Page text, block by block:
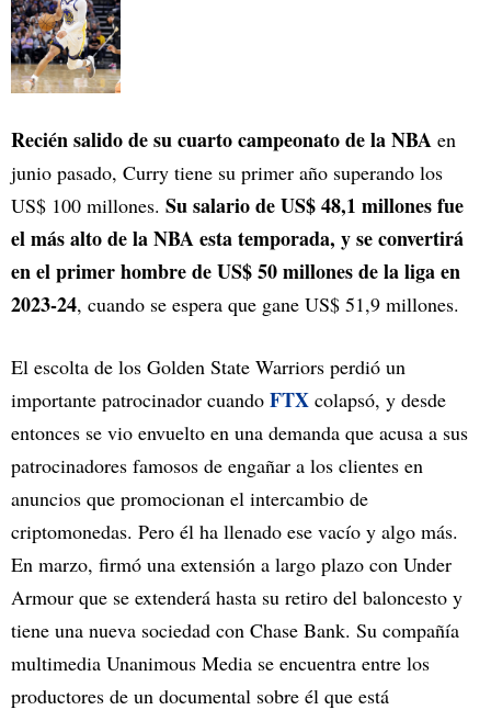
Recién salido de su cuarto campeonato de la NBA en
junio pasado, Curry tiene su primer año superando los
US$ 100 millones. Su salario de US$ 48,1 millones fue
el más alto de la NBA esta temporada, y se convertirá
en el primer hombre de US$ 50 millones de la liga en
2023-24, cuando se espera que gane US$ 51,9 millones.
El escolta de los Golden State Warriors perdió un
importante patrocinador cuando FTX colapsó, y desde
entonces se vio envuelto en una demanda que acusa a sus
patrocinadores famosos de engañar a los clientes en
anuncios que promocionan el intercambio de
criptomonedas. Pero él ha llenado ese vacío y algo más.
En marzo, firmó una extensión a largo plazo con Under
Armour que se extenderá hasta su retiro del baloncesto y
tiene una nueva sociedad con Chase Bank. Su compañía
multimedia Unanimous Media se encuentra entre los
productores de un documental sobre él que está